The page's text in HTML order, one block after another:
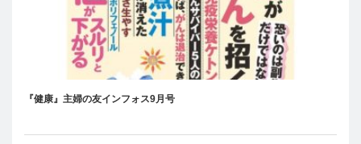
『健康』主婦の友インフォス9月号